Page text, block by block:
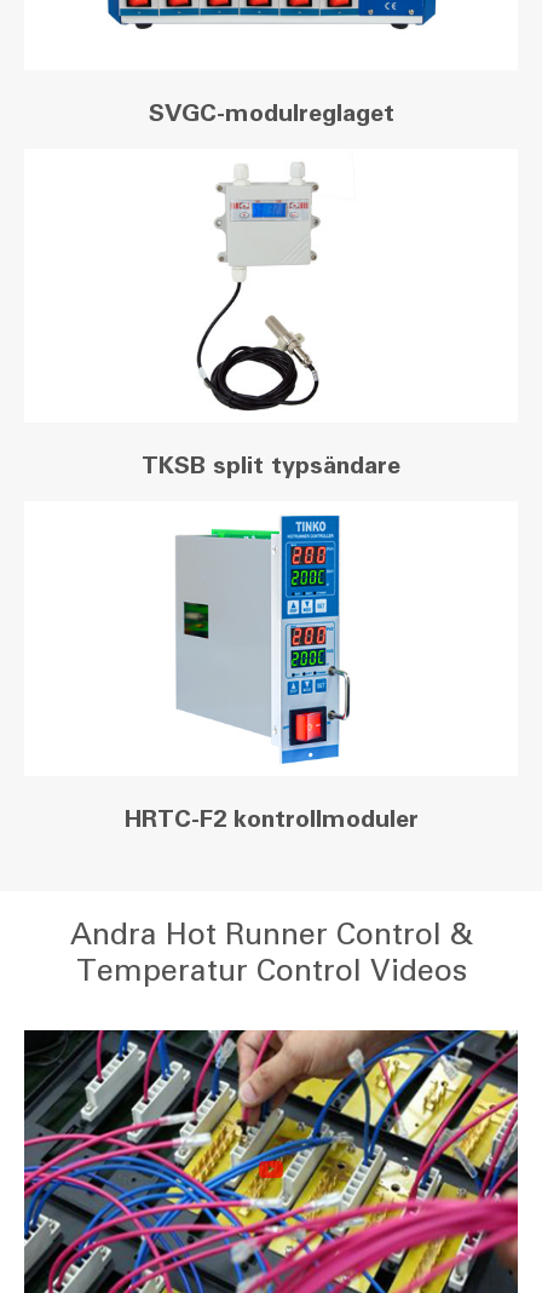
SVGC-modulreglaget
TKSB split typsändare
HRTC-F2 kontrollmoduler
Andra Hot Runner Control &
Temperatur Control Videos